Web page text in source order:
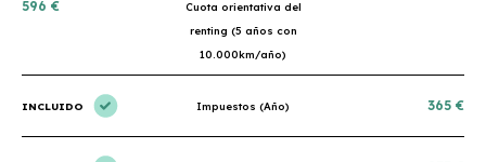
596 €
Cuota orientativa del
renting (5 años con
10.000km/año)
INCLUIDO Impuestos (Año) 365 €